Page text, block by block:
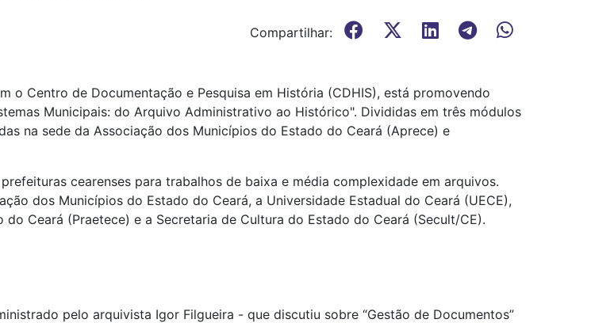
Compartilhar:
o Centro de Documentação e Pesquisa em História (CDHIS), está promovendo
Municipais: do Arquivo Administrativo ao Histórico". Divididas em três módulos
na sede da Associação dos Municípios do Estado do Ceará (Aprece) e
cearenses para trabalhos de baixa e média complexidade em arquivos.
dos Municípios do Estado do Ceará, a Universidade Estadual do Ceará (UECE),
Ceará (Praetece) e a Secretaria de Cultura do Estado do Ceará (Secult/CE).
pelo arquivista Igor Filgueira - que discutiu sobre “Gestão de Documentos”